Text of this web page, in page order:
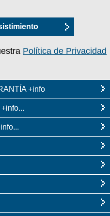
Política de Privacidad
+info